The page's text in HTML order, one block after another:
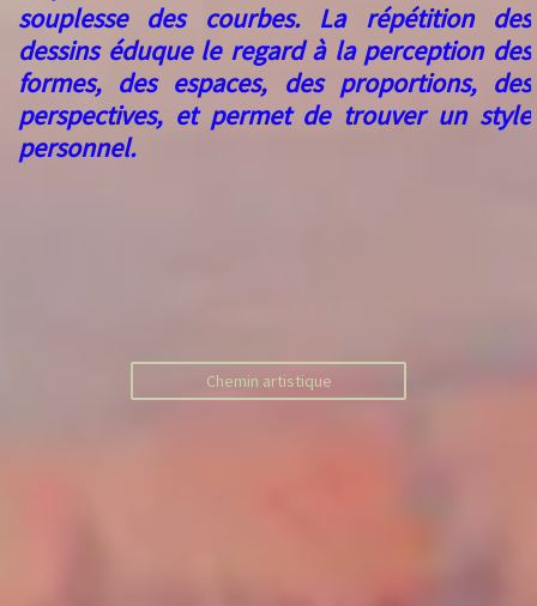
souplesse des courbes. La répétition des
dessins éduque le regard à la perception des
formes, des espaces, des proportions, des
perspectives, et permet de trouver un style
personnel.
Chemin artistique